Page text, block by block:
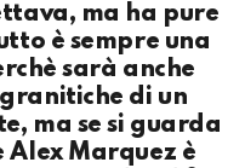
ma ha pure
è sempre una
sarà anche
di un
ma se si guarda
Alex Marquez è